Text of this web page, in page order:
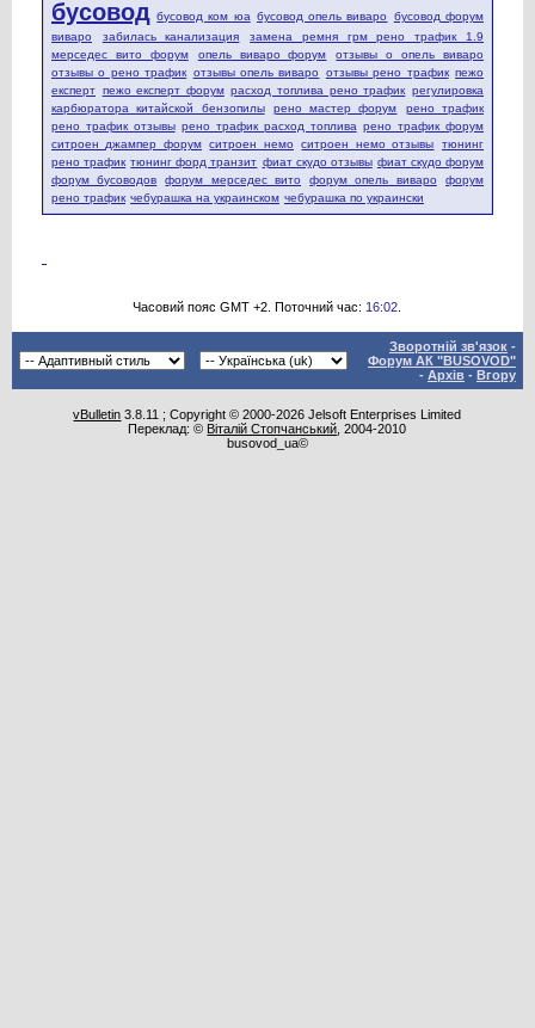
бусовод бусовод ком юа бусовод опель виваро
бусовод форум
виваро
забилась канализация
замена ремня грм рено трафик 1.9
мерседес вито форум
опель виваро форум
отзывы о опель виваро
отзывы о рено трафик отзывы опель виваро отзывы рено трафик пежо
експерт пежо експерт форум расход топлива рено трафик регулировка
карбюратора китайской бензопилы
рено мастер форум
рено трафик
рено трафик отзывы рено трафик расход топлива рено трафик форум
ситроен джампер форум ситроен немо ситроен немо отзывы
тюнинг
рено трафик тюнинг форд транзит фиат скудо отзывы фиат скудо форум
форум бусоводов
форум мерседес вито форум опель виваро
форум
рено трафик чебурашка на украинском чебурашка по украински
Часовий пояс GMT +2. Поточний час: 16:02
Зворотній зв'язок -
Форум АК "BUSOVOD"
- Архів - Вгору
vBulletin 3.8.11 ; Copyright © 2000-2026 Jelsoft Enterprises Limited
Переклад: © Віталій Стопчанський , 2004-2010
busovod_ua©